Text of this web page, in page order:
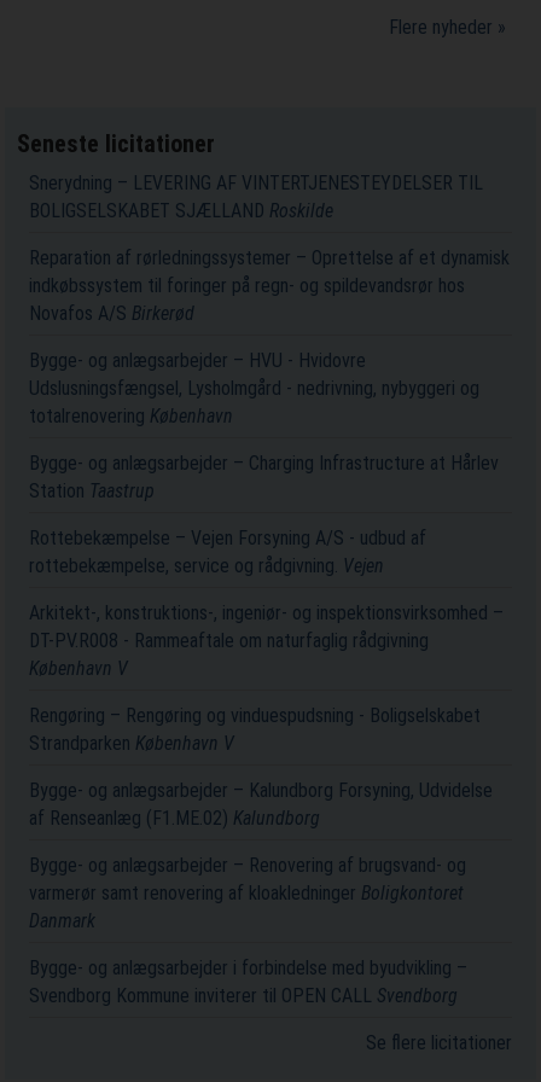
Flere nyheder »
Seneste licitationer
Snerydning – LEVERING AF VINTERTJENESTEYDELSER TIL
BOLIGSELSKABET SJÆLLAND Roskilde
Reparation af rørledningssystemer – Oprettelse af et dynamisk
indkøbssystem til foringer på regn- og spildevandsrør hos
Novafos A/S Birkerød
Bygge- og anlægsarbejder – HVU - Hvidovre
Udslusningsfængsel, Lysholmgård - nedrivning, nybyggeri og
totalrenovering København
Bygge- og anlægsarbejder – Charging Infrastructure at Hårlev
Station Taastrup
Rottebekæmpelse – Vejen Forsyning A/S - udbud af
rottebekæmpelse, service og rådgivning. Vejen
Arkitekt-, konstruktions-, ingeniør- og inspektionsvirksomhed –
DT-PV.R008 - Rammeaftale om naturfaglig rådgivning
København V
Rengøring – Rengøring og vinduespudsning - Boligselskabet
Strandparken København V
Bygge- og anlægsarbejder – Kalundborg Forsyning, Udvidelse
af Renseanlæg (F1.ME.02) Kalundborg
Bygge- og anlægsarbejder – Renovering af brugsvand- og
varmerør samt renovering af kloakledninger Boligkontoret
Danmark
Bygge- og anlægsarbejder i forbindelse med byudvikling –
Svendborg Kommune inviterer til OPEN CALL Svendborg
Se flere licitationer